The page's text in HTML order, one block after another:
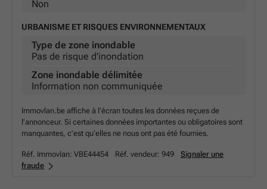
Non
URBANISME ET RISQUES ENVIRONNEMENTAUX
Type de zone inondable
Pas de risque d’inondation
Zone inondable délimitée
Information non communiquée
Immovlan.be affiche à l’écran toutes les données reçues de
l’annonceur. Si certaines données importantes ou obligatoires sont
manquantes, c’est qu’elles ne nous ont pas été fournies.
Réf. Immovlan: VBE44454 Réf. vendeur: 949
Signaler une
fraude